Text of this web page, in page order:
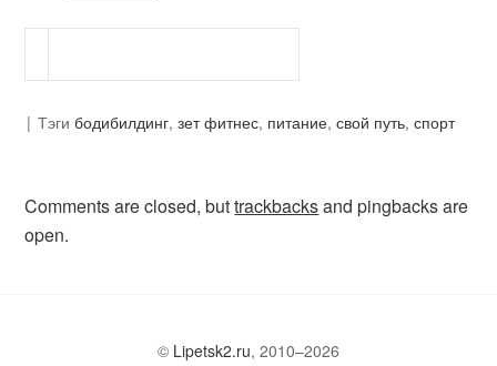
Тэгибодибилдинг,зет фитнес, питание,свой путь,спорт
Comments are closed, buttrackbacksand pingbacks are
open.
© Lipetsk2.ru, 2010–2026